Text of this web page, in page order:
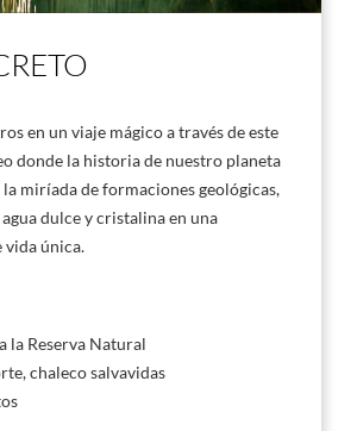
en un viaje mágico a través de este
donde la historia de nuestro planeta
la miríada de formaciones geológicas,
dulce y cristalina en una
vida única.
la Reserva Natural
chaleco salvavidas